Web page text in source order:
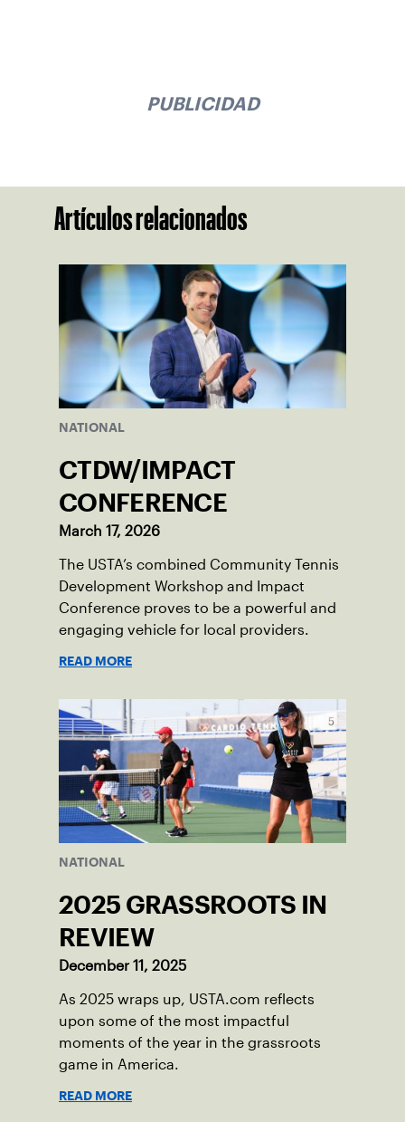
PUBLICIDAD
Artículos relacionados
NATIONAL
CTDW/IMPACT
CONFERENCE
March 17, 2026
The USTA’s combined Community Tennis
Development Workshop and Impact
Conference proves to be a powerful and
engaging vehicle for local providers.
READ MORE
NATIONAL
2025 GRASSROOTS IN
REVIEW
December 11, 2025
As 2025 wraps up, USTA.com reflects
upon some of the most impactful
moments of the year in the grassroots
game in America.
READ MORE